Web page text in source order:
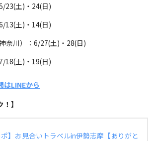
23(土)・24(日)
13(土)・14(日)
奈川）：6/27(土)・28(日)
18(土)・19(日)
はLINEから
】
ポ】お見合いトラベルin伊勢志摩【ありがと